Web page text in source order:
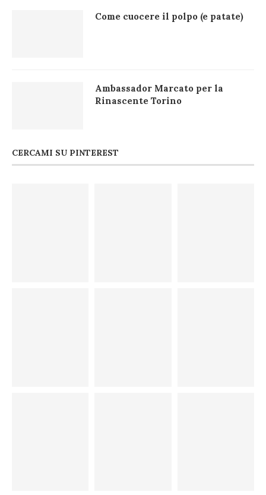
Come cuocere il polpo (e patate)
Ambassador Marcato per la
Rinascente Torino
CERCAMI SU PINTEREST